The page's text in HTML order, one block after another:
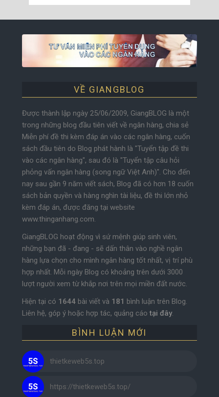
VỀ GIANGBLOG
Được thành lập ngày 25/06/2009, GiangBLOG là một
trong những blog đầu tiên viết về ngân hàng, chia sẻ
Miễn phí đề thi kèm đáp án vào các ngân hàng, cuốn
sách đầu tiên do Blog phát hành là "Tuyển tập đề thi
vào các ngân hàng", sau đó là "Tuyển tập câu hỏi
phỏng vấn ngân hàng (song ngữ Việt Anh)". Cho đến
nay sau gần 9 năm viết sách, Blog đã có hơn 18 cuốn
sách bản quyền và hàng nghìn tài liệu, đề thi lớn nhỏ
kèm đáp án, được đăng tại website
www.thinganhang.com.
GiangBLOG hoạt động vì sứ mệnh giúp sinh viên,
những bạn đã - đang - sẽ dấn thân vào nghề ngân
hàng lựa chọn cho mình ngân hàng tốt nhất, vị trí phù
hợp nhất. Mỗi ngày Blog có khoảng trên dưới 3000
lượt người xem từ khắp nơi trên mọi miền đất nước.
Hiện tại có 1644bài viết và 181 bình luận trên Blog.
Liên hệ, góp ý hoặc hợp tác, quảng cáotại đây.
BÌNH LUẬN MỚI
thietkeweb5s.top
https://thietkeweb5s.top/